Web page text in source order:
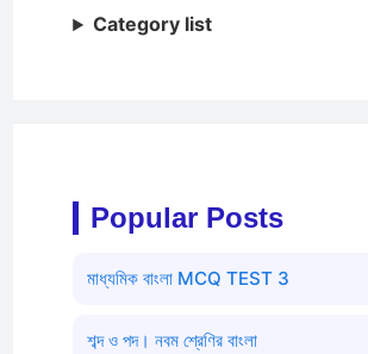
Category list
Popular Posts
মাধ্যমিক বাংলা MCQ TEST 3
শব্দ ও পদ। নবম শ্রেণির বাংলা